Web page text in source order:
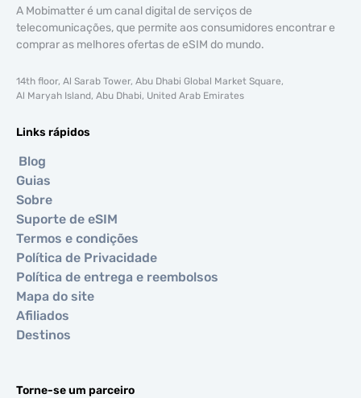
A Mobimatter é um canal digital de serviços de
telecomunicações, que permite aos consumidores encontrar e
comprar as melhores ofertas de eSIM do mundo.
14th floor, Al Sarab Tower, Abu Dhabi Global Market Square,
Al Maryah Island, Abu Dhabi, United Arab Emirates
Links rápidos
Blog
Guias
Sobre
Suporte de eSIM
Termos e condições
Política de Privacidade
Política de entrega e reembolsos
Mapa do site
Afiliados
Destinos
Torne-se um parceiro